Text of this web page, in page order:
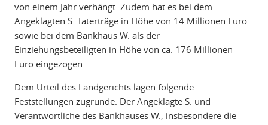
von einem Jahr verhängt. Zudem hat es bei dem
Angeklagten S. Taterträge in Höhe von 14 Millionen Euro
sowie bei dem Bankhaus W. als der
Einziehungsbeteiligten in Höhe von ca. 176 Millionen
Euro eingezogen.
Dem Urteil des Landgerichts lagen folgende
Feststellungen zugrunde: Der Angeklagte S. und
Verantwortliche des Bankhauses W., insbesondere die